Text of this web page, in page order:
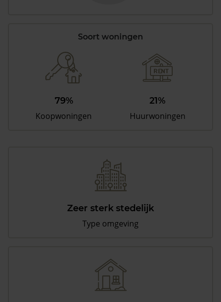
Soort woningen
79%
Koopwoningen
21%
Huurwoningen
Zeer sterk stedelijk
Type omgeving